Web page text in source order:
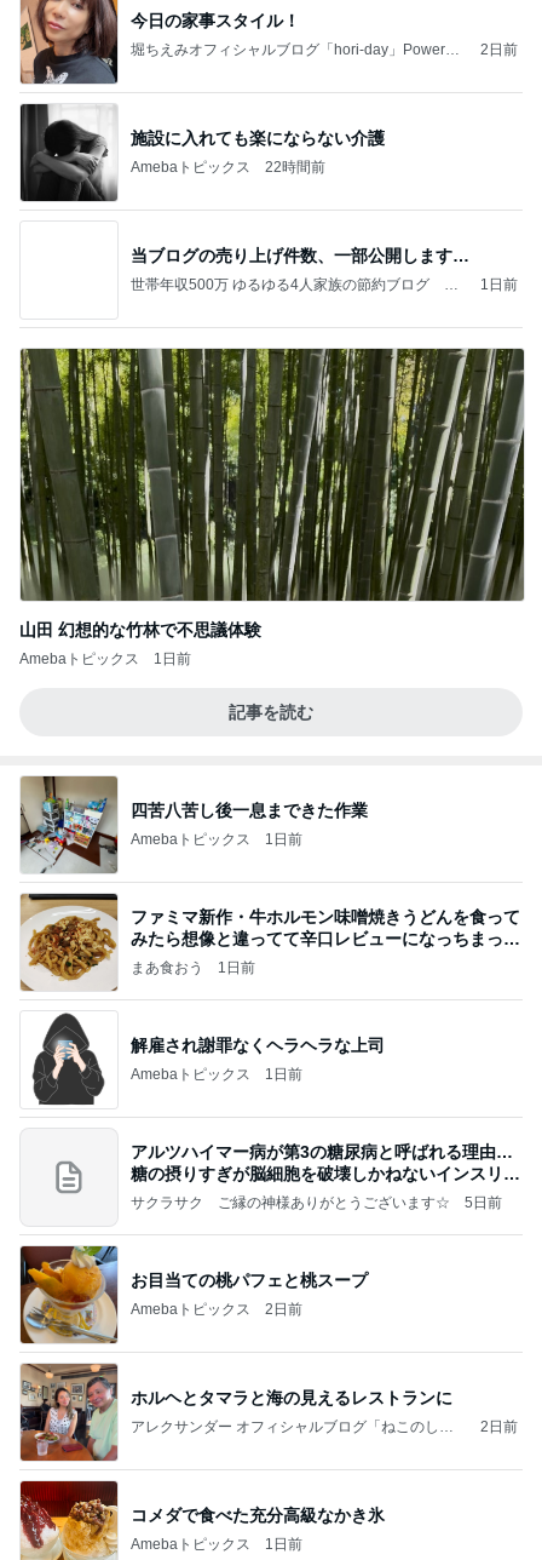
今日の家事スタイル！
堀ちえみオフィシャルブログ「hori-day」Powered
2日前
施設に入れても楽にならない介護
Amebaトピックス 22時間前
当ブログの売り上げ件数、一部公開します…
世帯年収500万 ゆるゆる4人家族の節約ブログ 〜
1日前
山田 幻想的な竹林で不思議体験
Amebaトピックス 1日前
記事を読む
四苦八苦し後一息まできた作業
Amebaトピックス 1日前
ファミマ新作・牛ホルモン味噌焼きうどんを食って
みたら想像と違ってて辛口レビューになっちまった
話
まあ食おう 1日前
解雇され謝罪なくヘラヘラな上司
Amebaトピックス 1日前
アルツハイマー病が第3の糖尿病と呼ばれる理由…
糖の摂りすぎが脳細胞を破壊しかねないインスリン
の恐
サクラサク ご縁の神様ありがとうございます☆ 5日前
お目当ての桃パフェと桃スープ
Amebaトピックス 2日前
ホルヘとタマラと海の見えるレストランに
アレクサンダー オフィシャルブログ「ねこのしっ
2日前
コメダで食べた充分高級なかき氷
Amebaトピックス 1日前